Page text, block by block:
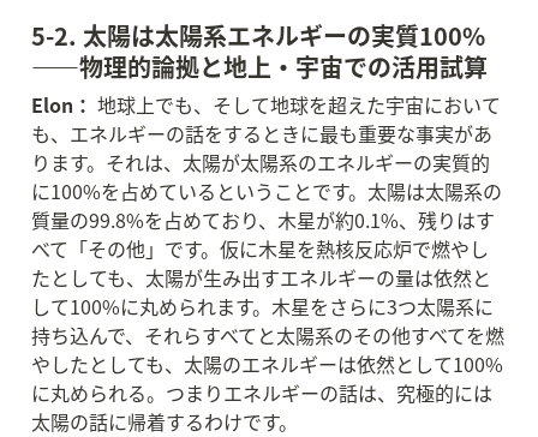
5-2. 太陽は太陽系エネルギーの実質100%
——物理的論拠と地上・宇宙での活用試算
Elon： 地球上でも、そして地球を超えた宇宙において
も、エネルギーの話をするときに最も重要な事実があ
ります。それは、太陽が太陽系のエネルギーの実質的
に100%を占めているということです。太陽は太陽系の
質量の99.8%を占めており、木星が約0.1%、残りはす
べて「その他」です。仮に木星を熱核反応炉で燃やし
たとしても、太陽が生み出すエネルギーの量は依然と
して100%に丸められます。木星をさらに3つ太陽系に
持ち込んで、それらすべてと太陽系のその他すべてを燃
やしたとしても、太陽のエネルギーは依然として100%
に丸められる。つまりエネルギーの話は、究極的には
太陽の話に帰着するわけです。